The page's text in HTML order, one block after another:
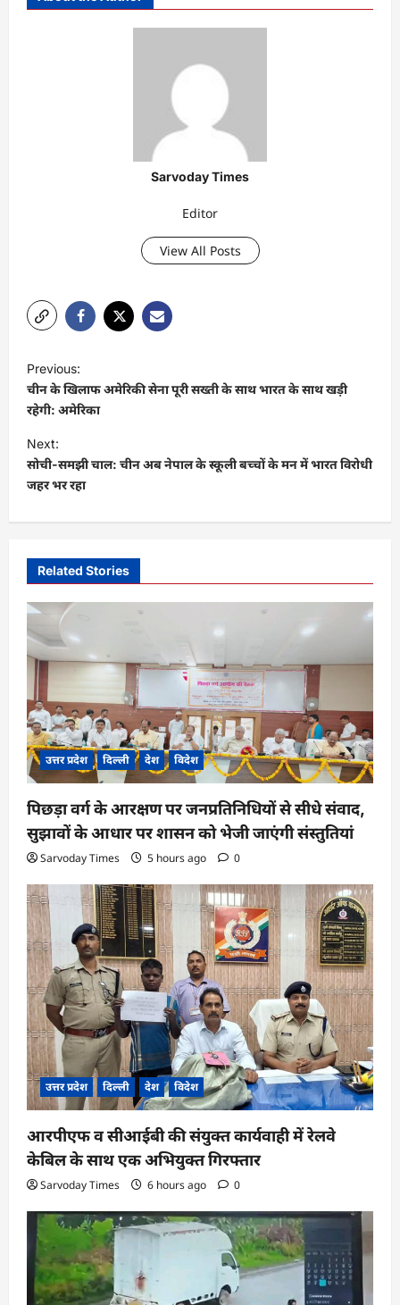
Sarvoday Times
Editor
View All Posts
o
s
t
n
a
v
g
a
t
i
o
n
Previous:
चीन के खिलाफ अमेरिकी सेना पूरी सख्ती के साथ भारत के साथ खड़ी
रहेगी: अमेरिका
Next:
सोची-समझी चाल: चीन अब नेपाल के स्कूली बच्चों के मन में भारत विरोधी
जहर भर रहा
Related Stories
उत्तर प्रदेश दिल्ली देश विदेश
पिछड़ा वर्ग के आरक्षण पर जनप्रतिनिधियों से सीधे संवाद,
सुझावों के आधार पर शासन को भेजी जाएंगी संस्तुतियां
Sarvoday Times 5 hours ago 0
उत्तर प्रदेश दिल्ली देश विदेश
आरपीएफ व सीआईबी की संयुक्त कार्यवाही में रेलवे
केबिल के साथ एक अभियुक्त गिरफ्तार
Sarvoday Times 6 hours ago 0